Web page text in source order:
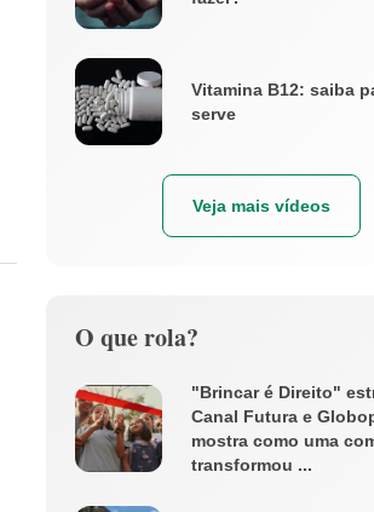
Vitamina B12: saiba
serve
Veja mais vídeos
O que rola?
"Brincar é Direito"
Canal Futura e
mostra como uma
transformou ...